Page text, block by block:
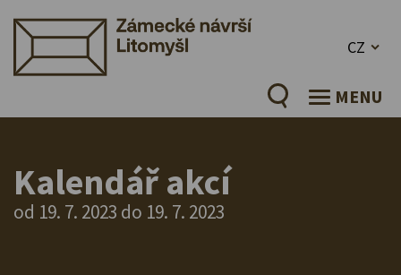
CZ
MENU
Kalendář akcí
od 19. 7. 2023 do 19. 7. 2023